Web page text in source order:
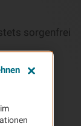
sorgenfrei